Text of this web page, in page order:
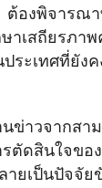
องพิจารณา
าเสถียรภาพ
ระเทศที่ยัง
ข่าวจากสา
ตัดสินใจข
ยเป็นปัจจัย